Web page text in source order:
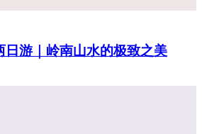
日游｜岭南山水的极致之美